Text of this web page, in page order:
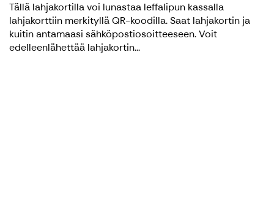
Tällä lahjakortilla voi lunastaa leffalipun kassalla
lahjakorttiin merkityllä QR-koodilla. Saat lahjakortin ja
kuitin antamaasi sähköpostiosoitteeseen. Voit
edelleenlähettää lahjakortin...